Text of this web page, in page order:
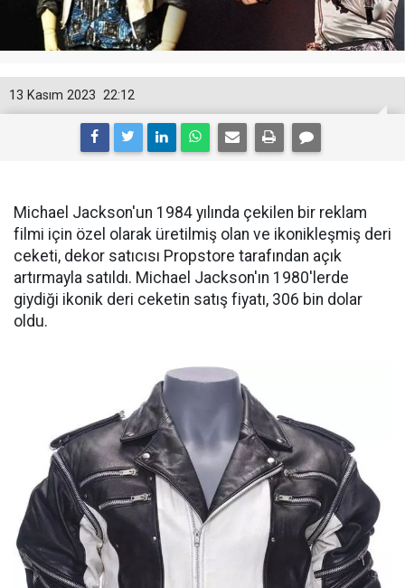
22:12
13 Kasım 2023
Michael Jackson'un 1984 yılında çekilen bir reklam
filmi için özel olarak üretilmiş olan ve ikonikleşmiş deri
ceketi, dekor satıcısı Propstore tarafından açık
artırmayla satıldı. Michael Jackson'ın 1980'lerde
giydiği ikonik deri ceketin satış fiyatı, 306 bin dolar
oldu.